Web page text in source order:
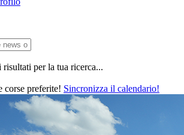
per la tua ricerca...
corse preferite! Sincronizza il calendario!